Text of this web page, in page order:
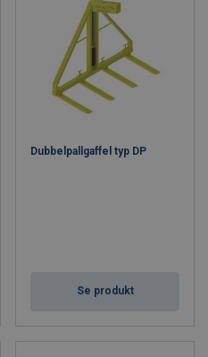
Dubbelpallgaffel typ DP
Se produkt